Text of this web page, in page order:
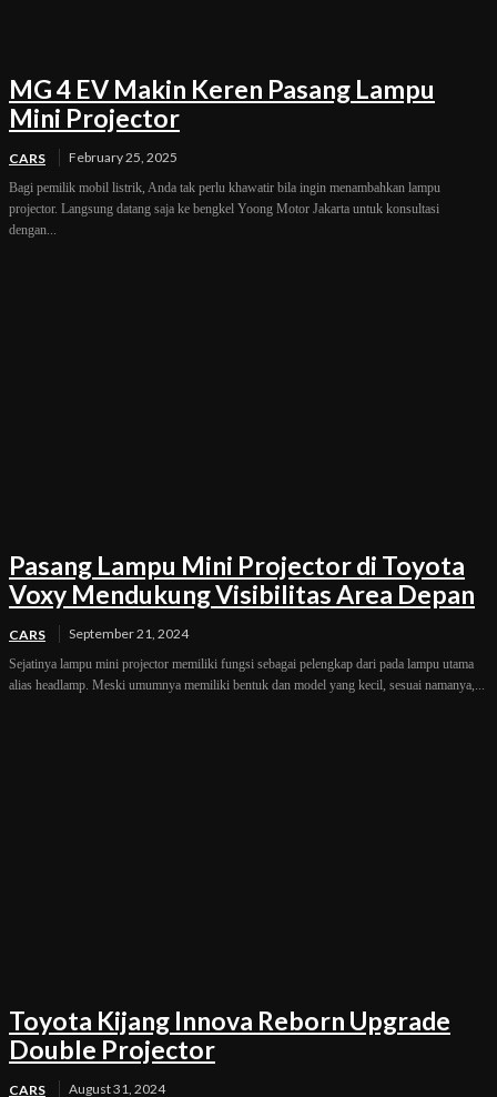
MG 4 EV Makin Keren Pasang Lampu
Mini Projector
CARS February 25, 2025
Bagi pemilik mobil listrik, Anda tak perlu khawatir bila ingin menambahkan lampu
projector. Langsung datang saja ke bengkel Yoong Motor Jakarta untuk konsultasi
dengan...
Pasang Lampu Mini Projector di Toyota
Voxy Mendukung Visibilitas Area Depan
CARS September 21, 2024
Sejatinya lampu mini projector memiliki fungsi sebagai pelengkap dari pada lampu utama
alias headlamp. Meski umumnya memiliki bentuk dan model yang kecil, sesuai namanya,...
Toyota Kijang Innova Reborn Upgrade
Double Projector
CARS August 31, 2024